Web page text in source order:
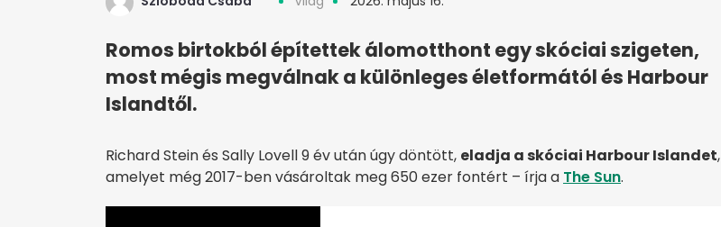
Romos birtokból építettek álomotthont egy skóciai szigeten,
most mégis megválnak a különleges életformától és Harbour
Islandtől.
Richard Stein és Sally Lovell 9 év után úgy döntött, eladja a skóciai Harbour Islandet,
amelyet még 2017-ben vásároltak meg 650 ezer fontért – írja a The Sun.